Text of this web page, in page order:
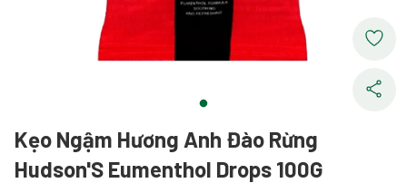
Kẹo Ngậm Hương Anh Đào Rừng
Hudson'S Eumenthol Drops 100G